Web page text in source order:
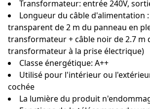
Transformateur: entrée 240V,
Longueur du câble d'alimentation
transparent de 2 m du panneau en
transformateur + câble noir de 2.7 m
transformateur à la prise électrique)
Classe énergétique: A++
Utilisé pour l'intérieur ou
cochée
La lumière du produit